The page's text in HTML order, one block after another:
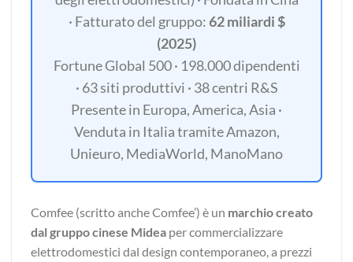
· Fatturato del gruppo:62 miliardi $
(2025)
Fortune Global 500 · 198.000 dipendenti
· 63 siti produttivi · 38 centri R&S
Presente in Europa, America, Asia ·
Venduta in Italia tramite Amazon,
Unieuro, MediaWorld, ManoMano
Comfee (scritto anche Comfee’) è un marchio creato
dal gruppo cinese Midea per commercializzare
elettrodomestici dal design contemporaneo, a prezzi